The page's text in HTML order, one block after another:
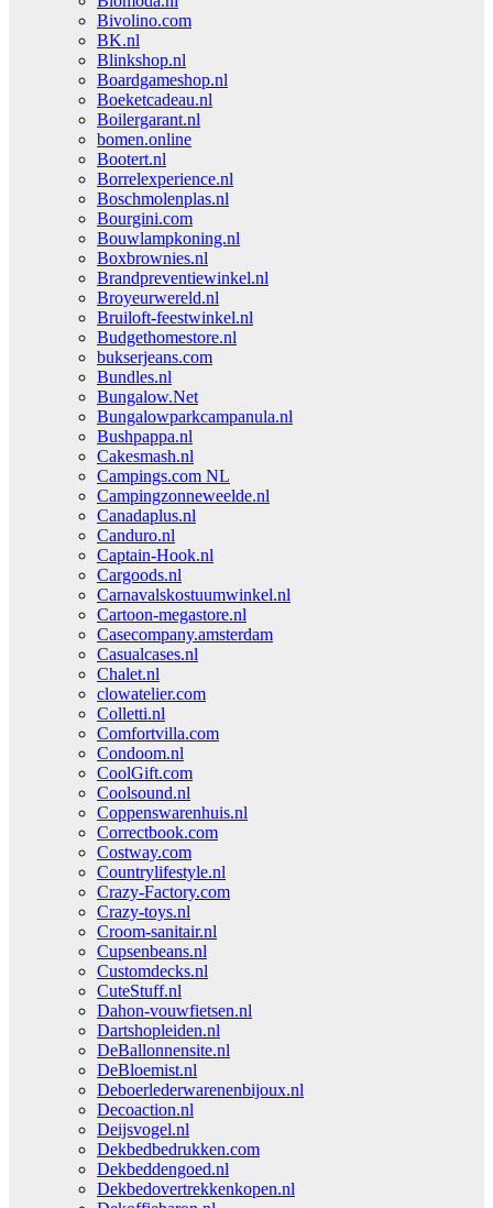
Bivolino.com
BK.nl
Blinkshop.nl
Boardgameshop.nl
Boeketcadeau.nl
Boilergarant.nl
bomen.online
Bootert.nl
Borrelexperience.nl
Boschmolenplas.nl
Bourgini.com
Bouwlampkoning.nl
Boxbrownies.nl
Brandpreventiewinkel.nl
Broyeurwereld.nl
Bruiloft-feestwinkel.nl
Budgethomestore.nl
bukserjeans.com
Bundles.nl
Bungalow.Net
Bungalowparkcampanula.nl
Bushpappa.nl
Cakesmash.nl
Campings.com NL
Campingzonneweelde.nl
Canadaplus.nl
Canduro.nl
Captain-Hook.nl
Cargoods.nl
Carnavalskostuumwinkel.nl
Cartoon-megastore.nl
Casecompany.amsterdam
Casualcases.nl
Chalet.nl
clowatelier.com
Colletti.nl
Comfortvilla.com
Condoom.nl
CoolGift.com
Coolsound.nl
Coppenswarenhuis.nl
Correctbook.com
Costway.com
Countrylifestyle.nl
Crazy-Factory.com
Crazy-toys.nl
Croom-sanitair.nl
Cupsenbeans.nl
Customdecks.nl
CuteStuff.nl
Dahon-vouwfietsen.nl
Dartshopleiden.nl
DeBallonnensite.nl
DeBloemist.nl
Deboerlederwarenenbijoux.nl
Decoaction.nl
Deijsvogel.nl
Dekbedbedrukken.com
Dekbeddengoed.nl
Dekbedovertrekkenkopen.nl